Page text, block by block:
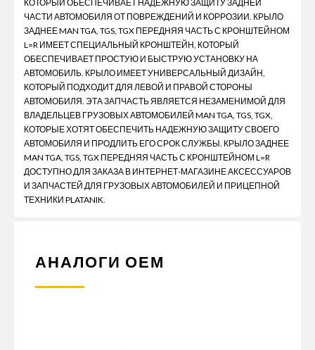
КОТОРЫЙ ОБЕСПЕЧИВАЕТ НАДЕЖНУЮ ЗАЩИТУ ЗАДНЕЙ
ЧАСТИ АВТОМОБИЛЯ ОТ ПОВРЕЖДЕНИЙ И КОРРОЗИИ. КРЫЛО
ЗАДНЕЕ MAN TGA, TGS, TGX ПЕРЕДНЯЯ ЧАСТЬ С КРОНШТЕЙНОМ
L=R ИМЕЕТ СПЕЦИАЛЬНЫЙ КРОНШТЕЙН, КОТОРЫЙ
ОБЕСПЕЧИВАЕТ ПРОСТУЮ И БЫСТРУЮ УСТАНОВКУ НА
АВТОМОБИЛЬ. КРЫЛО ИМЕЕТ УНИВЕРСАЛЬНЫЙ ДИЗАЙН,
КОТОРЫЙ ПОДХОДИТ ДЛЯ ЛЕВОЙ И ПРАВОЙ СТОРОНЫ
АВТОМОБИЛЯ. ЭТА ЗАПЧАСТЬ ЯВЛЯЕТСЯ НЕЗАМЕНИМОЙ ДЛЯ
ВЛАДЕЛЬЦЕВ ГРУЗОВЫХ АВТОМОБИЛЕЙ MAN TGA, TGS, TGX,
КОТОРЫЕ ХОТЯТ ОБЕСПЕЧИТЬ НАДЕЖНУЮ ЗАЩИТУ СВОЕГО
АВТОМОБИЛЯ И ПРОДЛИТЬ ЕГО СРОК СЛУЖБЫ. КРЫЛО ЗАДНЕЕ
MAN TGA, TGS, TGX ПЕРЕДНЯЯ ЧАСТЬ С КРОНШТЕЙНОМ L=R
ДОСТУПНО ДЛЯ ЗАКАЗА В ИНТЕРНЕТ-МАГАЗИНЕ АКСЕССУАРОВ
И ЗАПЧАСТЕЙ ДЛЯ ГРУЗОВЫХ АВТОМОБИЛЕЙ И ПРИЦЕПНОЙ
ТЕХНИКИ PLATANIK.
АНАЛОГИ ОЕМ